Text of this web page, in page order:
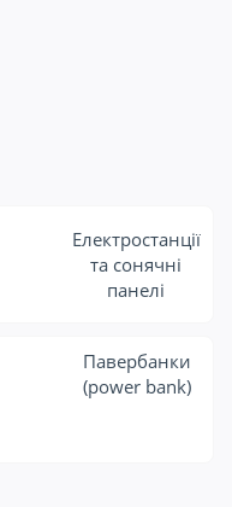
Електростанції
та сонячні
панелі
Павербанки
(power bank)